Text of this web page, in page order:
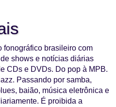
fonográfico brasileiro com
shows e notícias diárias
CDs e DVDs. Do pop à MPB.
Passando por samba,
baião, música eletrônica e
É proibida a